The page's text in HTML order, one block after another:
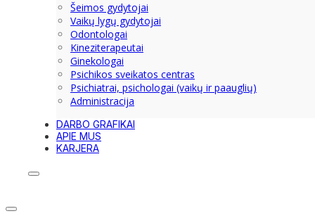
Šeimos gydytojai
Vaikų lygų gydytojai
Odontologai
Kineziterapeutai
Ginekologai
Psichikos sveikatos centras
Psichiatrai, psichologai (vaikų ir paauglių)
Administracija
DARBO GRAFIKAI
APIE MUS
KARJERA